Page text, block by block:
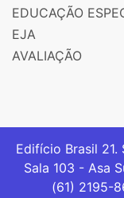
EDUCAÇÃO
EJA
AVALIAÇÃO
Edifício Brasil 21.
Sala 103 - Asa
(61) 2195-